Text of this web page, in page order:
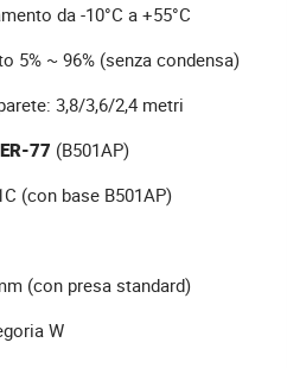
da -10°C a +55°C
5% ~ 96% (senza condensa)
3,8/3,6/2,4 metri
77 (B501AP)
(con base B501AP)
(con presa standard)
W